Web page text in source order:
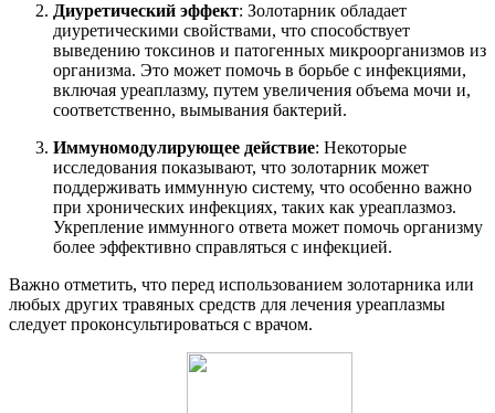
Диуретический эффект: Золотарник обладает
диуретическими свойствами, что способствует
выведению токсинов и патогенных микроорганизмов из
организма. Это может помочь в борьбе с инфекциями,
включая уреаплазму, путем увеличения объема мочи и,
соответственно, вымывания бактерий.
Иммуномодулирующее действие: Некоторые
исследования показывают, что золотарник может
поддерживать иммунную систему, что особенно важно
при хронических инфекциях, таких как уреаплазмоз.
Укрепление иммунного ответа может помочь организму
более эффективно справляться с инфекцией.
Важно отметить, что перед использованием золотарника или
любых других травяных средств для лечения уреаплазмы
следует проконсультироваться с врачом.